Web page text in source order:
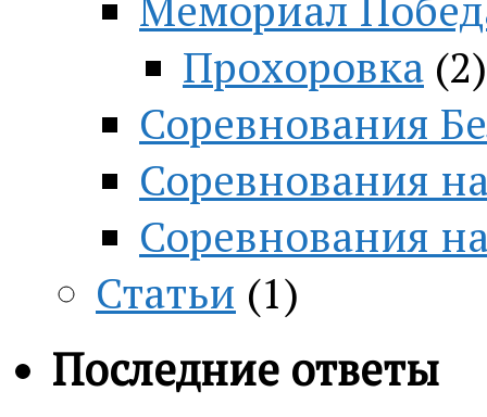
Прохоровка (2)
Соревнования
Соревнования
Соревнования
Статьи (1)
Последние ответы